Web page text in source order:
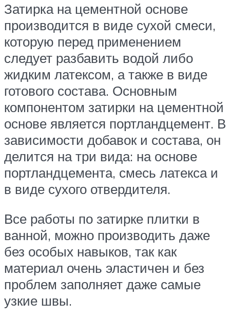
Затирка на цементной основе
производится в виде сухой смеси,
которую перед применением
следует разбавить водой либо
жидким латексом, а также в виде
готового состава. Основным
компонентом затирки на цементной
основе является портландцемент. В
зависимости добавок и состава, он
делится на три вида: на основе
портландцемента, смесь латекса и
в виде сухого отвердителя.
Все работы по затирке плитки в
ванной, можно производить даже
без особых навыков, так как
материал очень эластичен и без
проблем заполняет даже самые
узкие швы.